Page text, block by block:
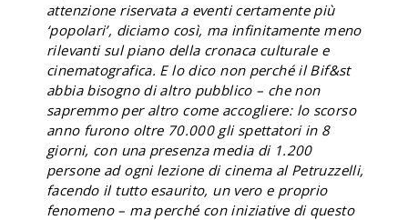
attenzione riservata a eventi certamente più
‘popolari’, diciamo così, ma infinitamente meno
rilevanti sul piano della cronaca culturale e
cinematografica. E lo dico non perché il Bif&st
abbia bisogno di altro pubblico – che non
sapremmo per altro come accogliere: lo scorso
anno furono oltre 70.000 gli spettatori in 8
giorni, con una presenza media di 1.200
persone ad ogni lezione di cinema al Petruzzelli,
facendo il tutto esaurito, un vero e proprio
fenomeno – ma perché con iniziative di questo